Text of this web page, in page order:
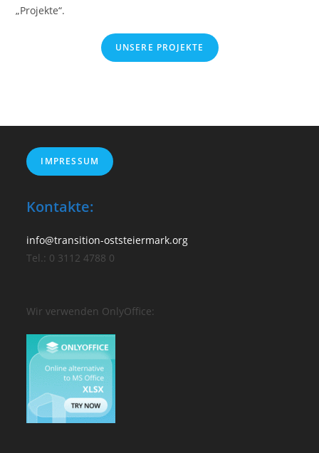
„Projekte“.
UNSERE PROJEKTE
IMPRESSUM
Kontakte:
info@transition-oststeiermark.org
Tel.: 0 3112 4788 0
Wir verwenden OnlyOffice: